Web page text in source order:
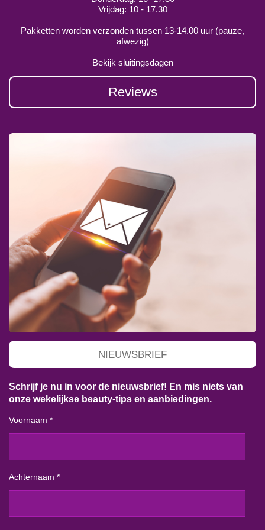
Vrijdag: 10 - 17.30
Pakketten worden verzonden tussen 13-14.00 uur (pauze,
afwezig)
Bekijk sluitingsdagen
Reviews
NIEUWSBRIEF
Schrijf je nu in voor de nieuwsbrief! En mis niets van
onze wekelijkse beauty-tips en aanbiedingen.
Voornaam *
Achternaam *